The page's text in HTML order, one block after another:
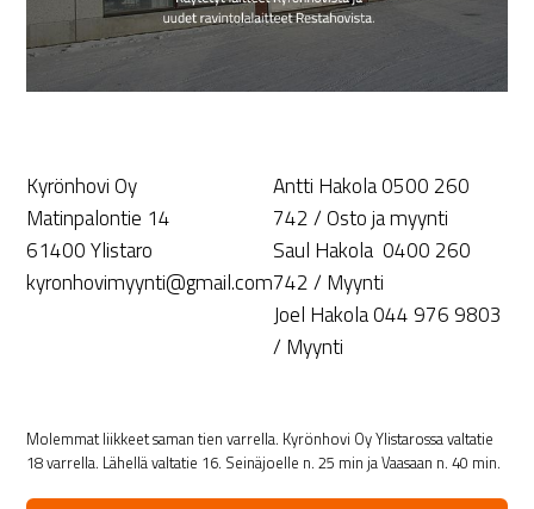
Kyrönhovi Oy
Matinpalontie 14
61400 Ylistaro
kyronhovimyynti@gmail.com
Antti Hakola 0500 260
742 / Osto ja myynti
Saul Hakola 0400 260
742 / Myynti
Joel Hakola 044 976 9803
/ Myynti
Molemmat liikkeet saman tien varrella. Kyrönhovi Oy Ylistarossa valtatie
18 varrella. Lähellä valtatie 16. Seinäjoelle n. 25 min ja Vaasaan n. 40 min.